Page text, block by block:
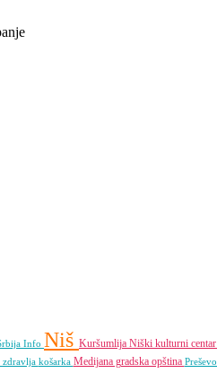
Info Niš Kuršumlija Niški kulturni centar
zdravlja košarka Medijana gradska opština Preševo